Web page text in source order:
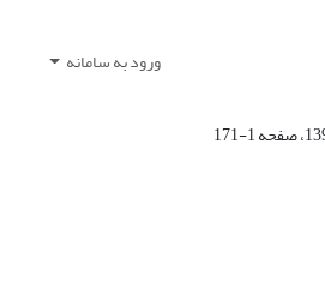
ورود به سامانه